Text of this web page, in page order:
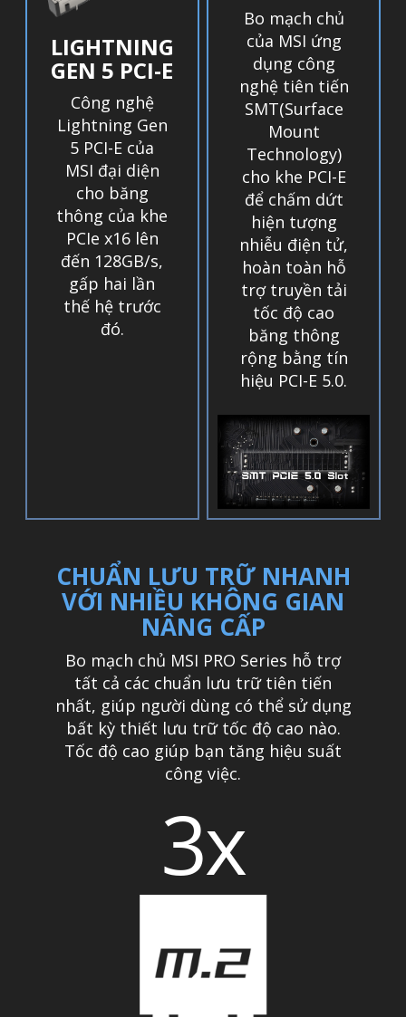
LIGHTNING
GEN 5 PCI-E
Công nghệ
Lightning Gen
5 PCI-E của
MSI đại diện
cho băng
thông của khe
PCIe x16 lên
đến 128GB/s,
gấp hai lần
thế hệ trước
đó.
Bo mạch chủ
của MSI ứng
dụng công
nghệ tiên tiến
SMT(Surface
Mount
Technology)
cho khe PCI-E
để chấm dứt
hiện tượng
nhiễu điện tử,
hoàn toàn hỗ
trợ truyền tải
tốc độ cao
băng thông
rộng bằng tín
hiệu PCI-E 5.0.
CHUẨN LƯU TRỮ NHANH
VỚI NHIỀU KHÔNG GIAN
NÂNG CẤP
Bo mạch chủ MSI PRO Series hỗ trợ
tất cả các chuẩn lưu trữ tiên tiến
nhất, giúp người dùng có thể sử dụng
bất kỳ thiết lưu trữ tốc độ cao nào.
Tốc độ cao giúp bạn tăng hiệu suất
công việc.
3x